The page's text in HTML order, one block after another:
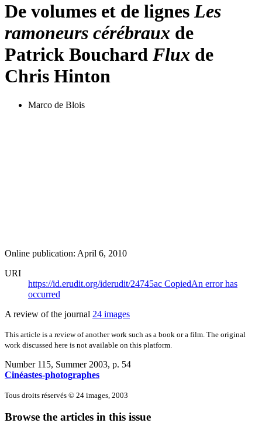
De volumes et de lignes Les
ramoneurs cérébraux de
Patrick Bouchard Flux de
Chris Hinton
Marco de Blois
Online publication: April 6, 2010
URI
https://id.erudit.org/iderudit/24745ac CopiedAn error has
occurred
A review of the journal 24 images
This article is a review of another work such as a book or a film. The original
work discussed here is not available on this platform.
Number 115, Summer 2003, p. 54
Cinéastes-photographes
Tous droits réservés © 24 images, 2003
Browse the articles in this issue